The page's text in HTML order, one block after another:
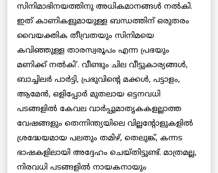
സിനിമാഭിനയത്തിനു അധികമാനങ്ങള്‍ നല്‍കി.
ഇത് കാണികളുമായുള്ള ബന്ധത്തിന് ഒരുതരം
വൈയക്തിക തീവ്രതയും സിനിമയെ
കവിഞ്ഞുള്ള താരസ്വരൂപം എന്ന പ്രഭയും
മണിക്ക് നല്‍കി’. വീണ്ടും ചില വീട്ടുകാര്യങ്ങള്‍,
ബാച്ചിലര്‍ പാര്‍ട്ടി, പ്രഭുവിന്റെ മക്കള്‍, പട്ടാളം,
ആമേന്‍, ഒളിപ്പോര്‍ മുതലായ ഒട്ടനവധി
പടങ്ങളില്‍ കേവല വാര്‍പ്പുമാതൃകകളല്ലാത്ത
വേഷങ്ങളും തെന്നിന്ത്യയിലെ വില്ലന്റോളുകളില്‍
ശ്രദ്ധേയമായ പലതും തമിഴ്, തെലുങ്ക്, കന്നട
ഭാഷകളിലായി അദ്ദേഹം ചെയ്തിട്ടുണ്ട്. മാത്രമല്ല,
നിരവധി പടങ്ങളില്‍ നായകനായും